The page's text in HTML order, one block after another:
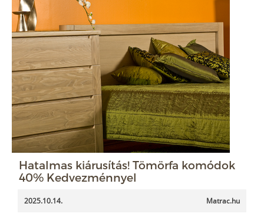
Hatalmas kiárusítás! Tömörfa komódok
40% Kedvezménnyel
2025.10.14. Matrac.hu